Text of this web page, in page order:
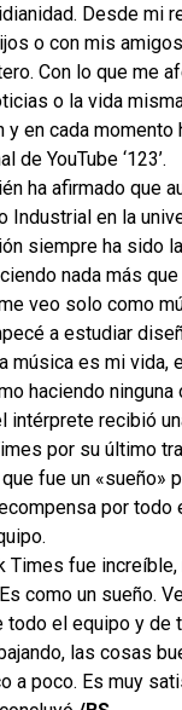
Desde mi
o con mis
Con lo que me
o la vida
y en cada momento
de YouTube ‘123’.
ha afirmado que
Industrial en la
siempre ha sido
nada más que
veo solo como
a estudiar
música es mi vida,
haciendo ninguna
intérprete recibió
por su último
fue un «sueño»
por todo
Times fue
como un sueño.
todo el equipo y de
las cosas
a poco. Es muy